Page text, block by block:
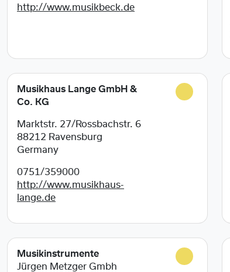
http://www.musikbeck.de
Musikhaus Lange GmbH &
Co. KG
Marktstr. 27/Rossbachstr. 6
88212 Ravensburg
Germany
0751/359000
http://www.musikhaus-
lange.de
Musikinstrumente
Jürgen Metzger Gmbh